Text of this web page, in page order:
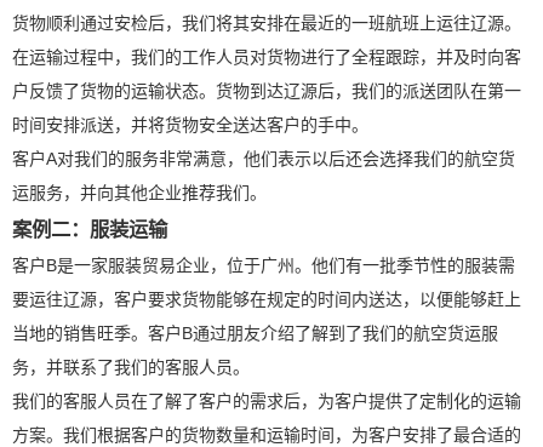
货物顺利通过安检后，我们将其安排在最近的一班航班上运往辽源。
在运输过程中，我们的工作人员对货物进行了全程跟踪，并及时向客
户反馈了货物的运输状态。货物到达辽源后，我们的派送团队在第一
时间安排派送，并将货物安全送达客户的手中。
客户A对我们的服务非常满意，他们表示以后还会选择我们的航空货
运服务，并向其他企业推荐我们。
案例二：服装运输
客户B是一家服装贸易企业，位于广州。他们有一批季节性的服装需
要运往辽源，客户要求货物能够在规定的时间内送达，以便能够赶上
当地的销售旺季。客户B通过朋友介绍了解到了我们的航空货运服
务，并联系了我们的客服人员。
我们的客服人员在了解了客户的需求后，为客户提供了定制化的运输
方案。我们根据客户的货物数量和运输时间，为客户安排了最合适的